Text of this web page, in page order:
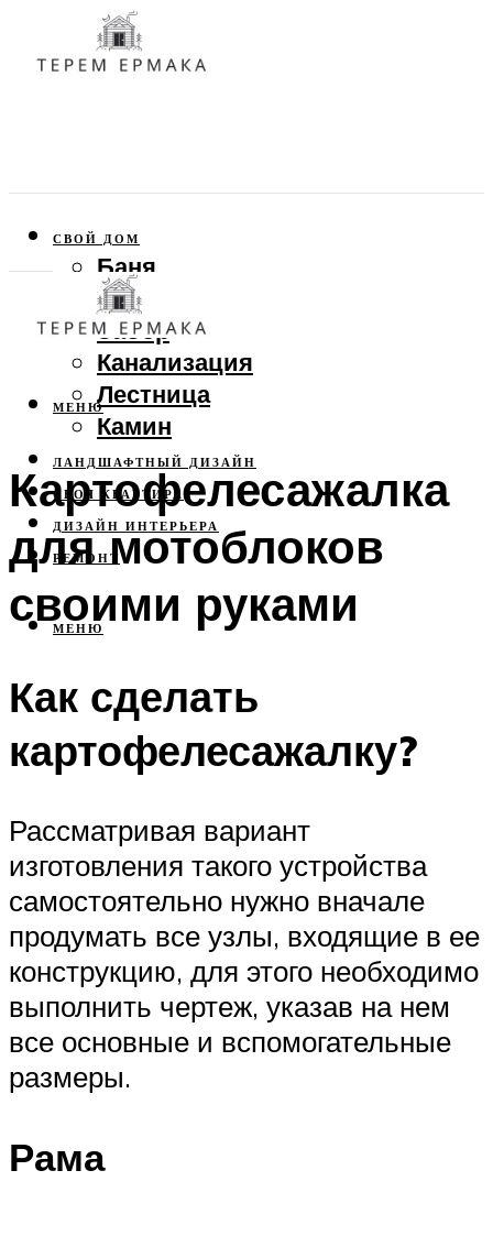
СВОЙ ДОМ
Баня
Веранда
Забор
Канализация
Лестница
Камин
ЛАНДШАФТНЫЙ ДИЗАЙН
СВОЯ КВАРТИРА
ДИЗАЙН ИНТЕРЬЕРА
РЕМОНТ
МЕНЮ
МЕНЮ
Картофелесажалка
для мотоблоков
своими руками
Как сделать
картофелесажалку?
Рассматривая вариант
изготовления такого устройства
самостоятельно нужно вначале
продумать все узлы, входящие в ее
конструкцию, для этого необходимо
выполнить чертеж, указав на нем
все основные и вспомогательные
размеры.
Рама